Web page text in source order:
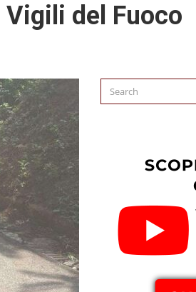
del Fuoco
Search
for: